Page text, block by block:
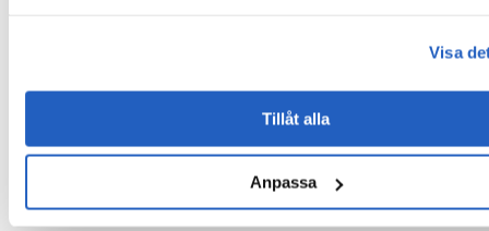
Visa
Tillåt alla
Anpassa
relaterade krav
När denna insyn saknas blir det betydligt svårare att
säkerställa regelefterlevnad och bygga förtroende hos
kunder, myndigheter och andra intressenter.